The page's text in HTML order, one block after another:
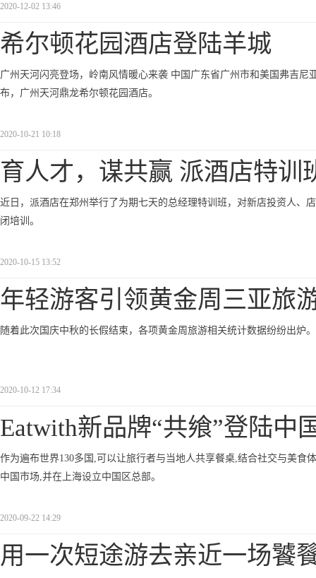
2020-12-02 13:46
希尔顿花园酒店登陆羊城
广州天河闪亮登场，岭南风情暖心来袭 中国广东省广州市和美国弗吉尼
布，广州天河鼎龙希尔顿花园酒店。
2020-10-21 10:18
育人才，谋共赢 派酒店特训
近日，派酒店在郑州举行了为期七天的总经理特训班，对新店投资人、
闭培训。
2020-10-15 13:52
年轻游客引领黄金周三亚旅
随着此次国庆中秋的长假结束，各项黄金周旅游相关统计数据纷纷出炉。
2020-10-12 17:34
Eatwith新品牌“共飨”登陆中
作为遍布世界130多国,可以让旅行者与当地人共享餐桌,结合社交与美食
中国市场,并在上海设立中国区总部。
2020-09-22 14:29
用一次短途游去亲近一场饕